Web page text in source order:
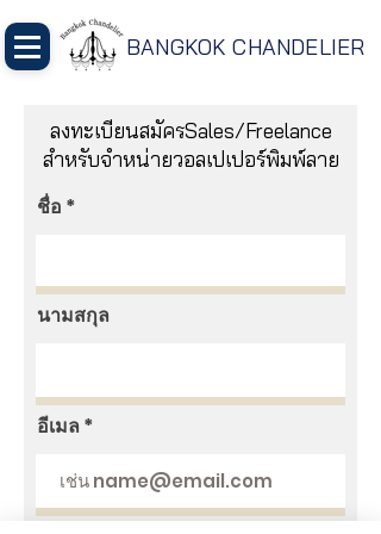
BANGKOK CHANDELIER
ลงทะเบียนสมัครSales/Freelance
สำหรับจำหน่ายวอลเปเปอร์พิมพ์ลาย
ชื่อ
นามสกุล
อีเมล